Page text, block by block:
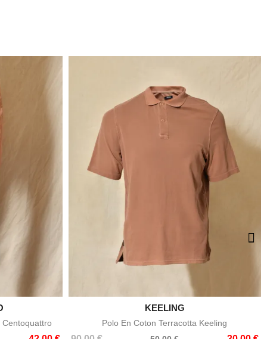
Centoquattro
Aperçu rapide
KEELING
Polo En Coton Terracotta Keeling